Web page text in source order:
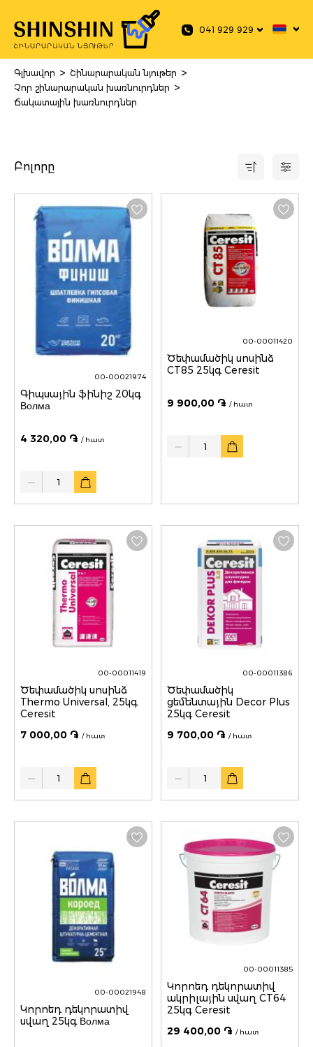
041 929 929
Գլխավոր > Շինարարական նյութեր >
Չոր շինարարական խառնուրդներ >
Ճակատային խառնուրդներ
Բոլորը
00-00021974
Գիպսային ֆինիշ 20կգ
Волма
4 320,00 ֏ / հատ
00-00011420
Ծեփամածիկ սոսինձ
CT85 25կգ Ceresit
9 900,00 ֏ / հատ
Quantity
00-00011419
Ծեփամածիկ սոսինձ
Thermo Universal, 25կգ
Ceresit
7 000,00 ֏ / հատ
00-00011386
Ծեփամածիկ
ցեմենտային Decor Plus
25կգ Ceresit
9 700,00 ֏ / հատ
00-00021948
Կորոեդ դեկորատիվ
սվաղ 25կգ Волма
00-00011385
Կորոեդ դեկորատիվ
ակրիլային սվաղ CT64
25կգ Ceresit
29 400,00 ֏ / հատ